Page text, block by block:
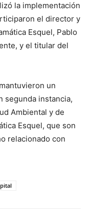
la implementación
el director y
Esquel, Pablo
y el titular del
un
segunda instancia,
Ambiental y de
Esquel, que son
relacionado con